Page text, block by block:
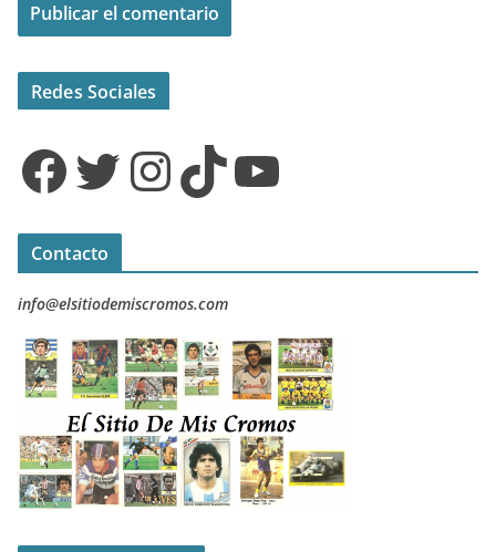
Redes Sociales
Facebook Twitter InstagramTikTok YouTube
Contacto
info@elsitiodemiscromos.com